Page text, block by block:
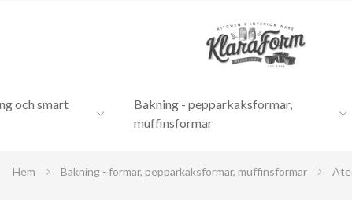
och smart
Bakning - pepparkaksformar,
muffinsformar
Hem Bakning - formar, pepparkaksformar, muffinsformar